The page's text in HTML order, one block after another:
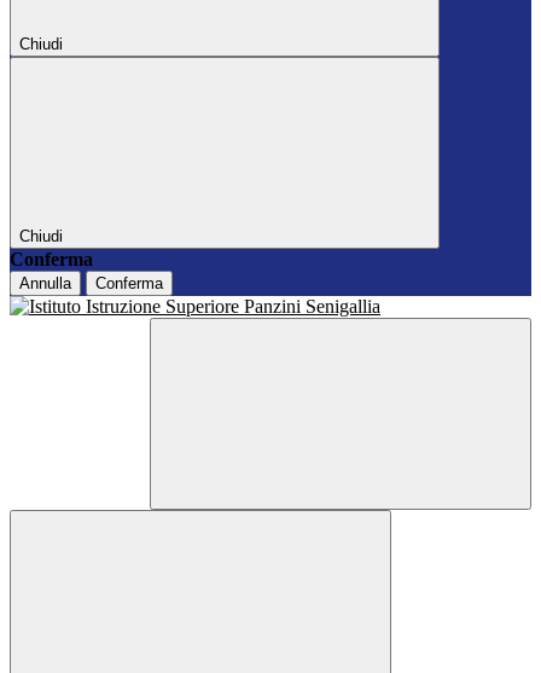
Chiudi
Chiudi
Conferma
Annulla Conferma